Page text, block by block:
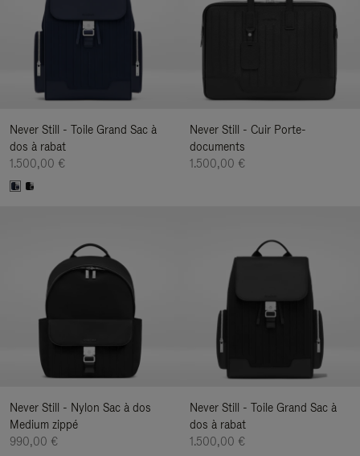
Never Still - Toile Grand Sac à
dos à rabat
1.500,00 €
Never Still - Cuir Porte-
documents
1.500,00 €
Never Still - Nylon Sac à dos
Medium zippé
990,00 €
Never Still - Toile Grand Sac à
dos à rabat
1.500,00 €